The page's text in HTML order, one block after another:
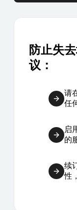
防止失
议：
请
任
启
的
续
性